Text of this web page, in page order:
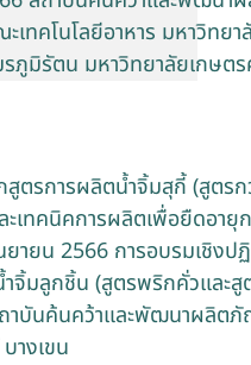
เทคโนโลยีอาหาร มหาวิทย
ภูมิรัตน มหาวิทยาลัยเกษตร
ตรการผลิตน้ำจิ้มสุกี้ (สูตร
เทคนิคการผลิตเพื่อยืดอายุ
ายน 2566 การอบรมเชิง
ำจิ้มลูกชิ้น (สูตรพริกคั่วและ
ถาบันค้นคว้าและพัฒนาผลิต
างเขน